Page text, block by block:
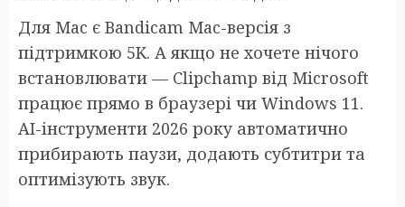
Для Mac є Bandicam Mac-версія з
підтримкою 5K. А якщо не хочете нічого
встановлювати — Clipchamp від Microsoft
працює прямо в браузері чи Windows 11.
AI-інструменти 2026 року автоматично
прибирають паузи, додають субтитри та
оптимізують звук.